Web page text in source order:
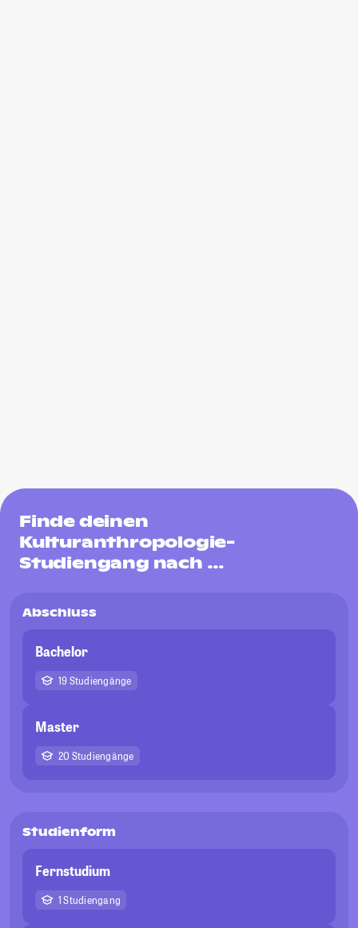
Finde deinen
Kulturanthropologie-
Studiengang nach …
Abschluss
Bachelor
19 Studiengänge
Master
20 Studiengänge
Studienform
Fernstudium
1 Studiengang